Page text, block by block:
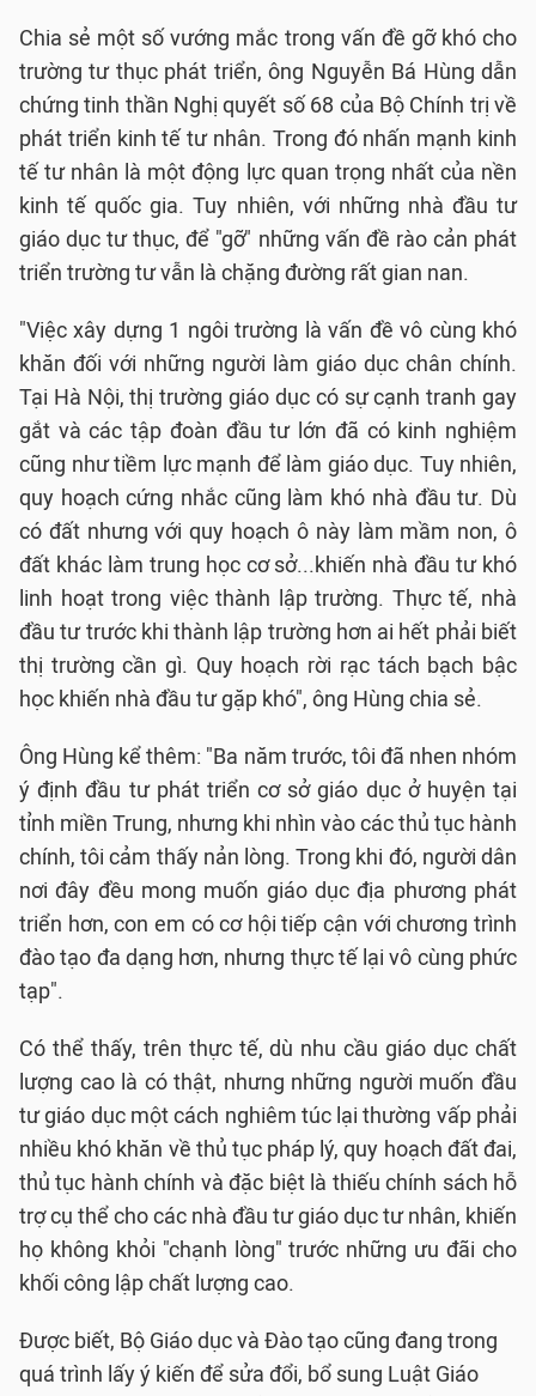
Chia sẻ một số vướng mắc trong vấn đề gỡ khó cho
trường tư thục phát triển, ông Nguyễn Bá Hùng dẫn
chứng tinh thần Nghị quyết số 68 của Bộ Chính trị về
phát triển kinh tế tư nhân. Trong đó nhấn mạnh kinh
tế tư nhân là một động lực quan trọng nhất của nền
kinh tế quốc gia. Tuy nhiên, với những nhà đầu tư
giáo dục tư thục, để "gỡ" những vấn đề rào cản phát
triển trường tư vẫn là chặng đường rất gian nan.
"Việc xây dựng 1 ngôi trường là vấn đề vô cùng khó
khăn đối với những người làm giáo dục chân chính.
Tại Hà Nội, thị trường giáo dục có sự cạnh tranh gay
gắt và các tập đoàn đầu tư lớn đã có kinh nghiệm
cũng như tiềm lực mạnh để làm giáo dục. Tuy nhiên,
quy hoạch cứng nhắc cũng làm khó nhà đầu tư. Dù
có đất nhưng với quy hoạch ô này làm mầm non, ô
đất khác làm trung học cơ sở...khiến nhà đầu tư khó
linh hoạt trong việc thành lập trường. Thực tế, nhà
đầu tư trước khi thành lập trường hơn ai hết phải biết
thị trường cần gì. Quy hoạch rời rạc tách bạch bậc
học khiến nhà đầu tư gặp khó", ông Hùng chia sẻ.
Ông Hùng kể thêm: "Ba năm trước, tôi đã nhen nhóm
ý định đầu tư phát triển cơ sở giáo dục ở huyện tại
tỉnh miền Trung, nhưng khi nhìn vào các thủ tục hành
chính, tôi cảm thấy nản lòng. Trong khi đó, người dân
nơi đây đều mong muốn giáo dục địa phương phát
triển hơn, con em có cơ hội tiếp cận với chương trình
đào tạo đa dạng hơn, nhưng thực tế lại vô cùng phức
tạp".
Có thể thấy, trên thực tế, dù nhu cầu giáo dục chất
lượng cao là có thật, nhưng những người muốn đầu
tư giáo dục một cách nghiêm túc lại thường vấp phải
nhiều khó khăn về thủ tục pháp lý, quy hoạch đất đai,
thủ tục hành chính và đặc biệt là thiếu chính sách hỗ
trợ cụ thể cho các nhà đầu tư giáo dục tư nhân, khiến
họ không khỏi "chạnh lòng" trước những ưu đãi cho
khối công lập chất lượng cao.
Được biết, Bộ Giáo dục và Đào tạo cũng đang trong
quá trình lấy ý kiến để sửa đổi, bổ sung Luật Giáo